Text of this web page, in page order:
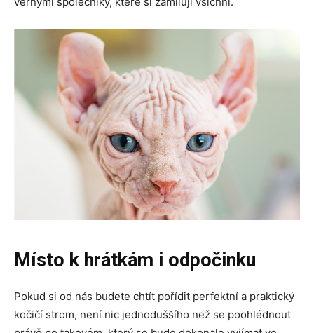
Místo k hrátkám i odpočinku
Pokud si od nás budete chtít pořídit perfektní a praktický
kočičí strom, není nic jednoduššího než se poohlédnout